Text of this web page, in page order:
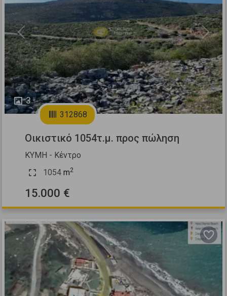
3
Previous Next
312868
Οικιστικό 1054τ.μ. προς πώληση
ΚΥΜΗ - Κέντρο
1054 m2
15.000 €